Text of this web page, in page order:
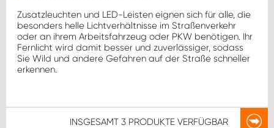
Zusatzleuchten und LED-Leisten eignen sich für alle, die
besonders helle Lichtverhältnisse im Straßenverkehr
oder an ihrem Arbeitsfahrzeug oder PKW benötigen. Ihr
Fernlicht wird damit besser und zuverlässiger, sodass
Sie Wild und andere Gefahren auf der Straße schneller
erkennen.
INSGESAMT 3 PRODUKTE VERFÜGBAR